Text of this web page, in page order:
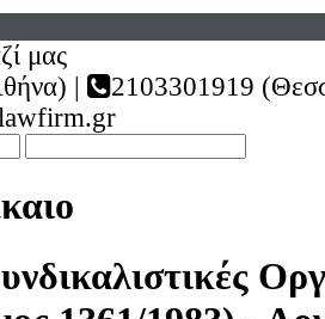
μας
|
2103301919